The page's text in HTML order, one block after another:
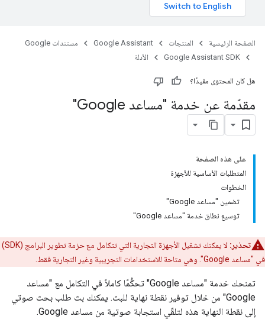
الصفحة الرئيسية المنتجات Google Assistant
مستندات Google
Google Assistant SDK
الأدلة
هل كان المحتوى مفيدًا؟
مقدّمة عن خدمة "مساعد Google"
على هذه الصفحة
المتطلبات الأساسية للأجهزة
الخطوات
تضمين "مساعد Google"
توسيع نطاق خدمة "مساعد Google"
تحذير:
لا يمكنك تشغيل الأجهزة التجارية التي تتكامل مع حزمة تطوير البرامج (SDK)
في "مساعد Google". وهي متاحة للاستخدامات التجريبية وغير التجارية فقط.
تمنحك خدمة "مساعد Google" تحكُّمًا كاملاً في التكامل مع "مساعد
Google" من خلال توفير نقطة نهاية للبث. يمكنك بث طلب بحث صوتي
إلى نقطة النهاية هذه لتلقّي استجابة صوتية من مساعد Google.